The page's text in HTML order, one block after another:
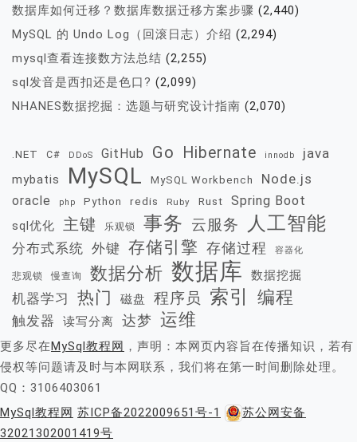
数据库如何迁移？数据库数据迁移方案步骤 (2,440)
MySQL 的 Undo Log（回滚日志）介绍 (2,294)
mysql查看连接数方法总结 (2,255)
sql发音是西扣还是色口? (2,099)
NHANES数据挖掘：选题与研究设计指南 (2,070)
.NET C# DDoS GitHub Go Hibernate innodb java
mybatis MySQL MySQL Workbench Node.js
oracle php Python redis Ruby Rust Spring Boot
sql优化 主键 乐观锁 事务 云服务 人工智能
分布式系统 外键 存储引擎 存储过程 容器化
悲观锁 慢查询 数据分析 数据库 数据挖掘
机器学习 热门 磁盘 程序员 索引 编程
触发器 读写分离 达梦 运维
更多尽在 MySql教程网 ，声明：本网页内容旨在传播知识，若有
侵权等问题请及时与本网联系，我们将在第一时间删除处理。
QQ：3106403061
MySql教程网 苏ICP备2022009651号-1
苏公网安备
32021302001419号